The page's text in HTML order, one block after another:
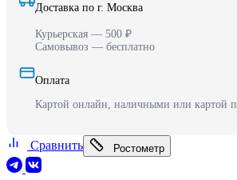
Доставка по г. Москва
Курьерская — 500 ₽
Самовывоз — бесплатно
Оплата
Картой онлайн, наличными или картой
Сравнить Ростометр